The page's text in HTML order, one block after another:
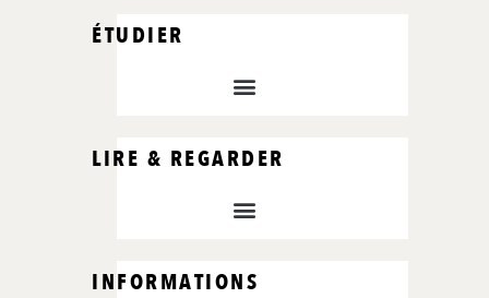
ÉTUDIER
LIRE & REGARDER
INFORMATIONS